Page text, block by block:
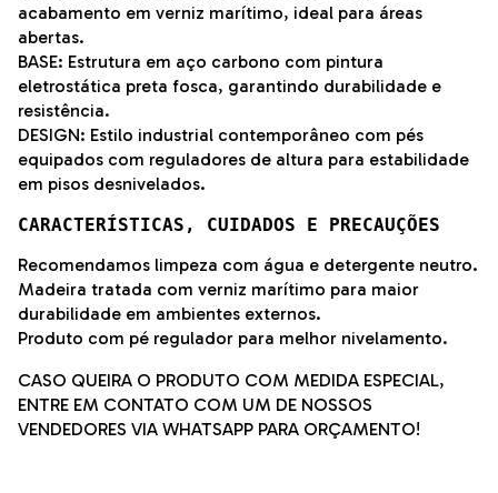
acabamento em verniz marítimo, ideal para áreas
abertas.
BASE: Estrutura em aço carbono com pintura
eletrostática preta fosca, garantindo durabilidade e
resistência.
DESIGN: Estilo industrial contemporâneo com pés
equipados com reguladores de altura para estabilidade
em pisos desnivelados.
CARACTERÍSTICAS, CUIDADOS E PRECAUÇÕES
Recomendamos limpeza com água e detergente neutro.
Madeira tratada com verniz marítimo para maior
durabilidade em ambientes externos.
Produto com pé regulador para melhor nivelamento.
CASO QUEIRA O PRODUTO COM MEDIDA ESPECIAL,
ENTRE EM CONTATO COM UM DE NOSSOS
VENDEDORES VIA WHATSAPP PARA ORÇAMENTO!